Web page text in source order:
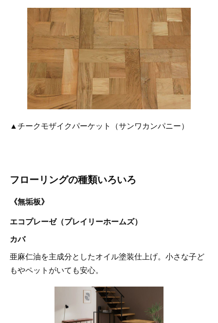
▲チークモザイクパーケット（サンワカンパニー）
フローリングの種類いろいろ
《無垢板》
エコプレーゼ（プレイリーホームズ）
カバ
亜麻仁油を主成分としたオイル塗装仕上げ。小さな子ど
もやペットがいても安心。